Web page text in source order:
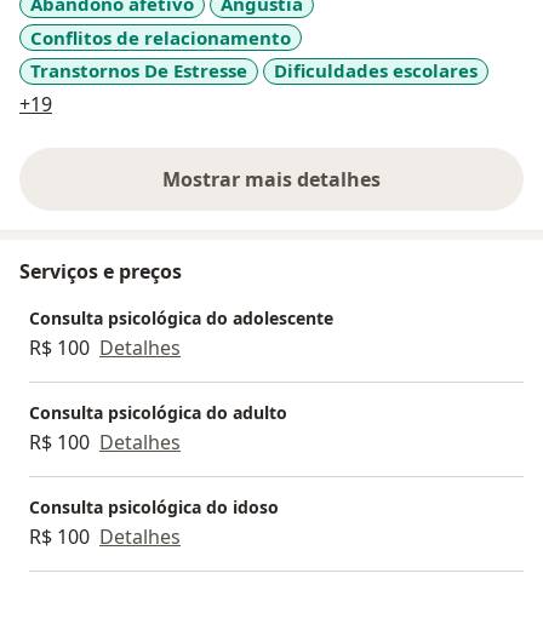
Conflitos de relacionamento
Transtornos De Estresse
Dificuldades escolares
+19a11y_sr_more_diseases
Mostrar mais detalhes
sobre a experiência
Serviços e preços
Consulta psicológica do adolescente
R$ 100 Detalhes
Consulta psicológica do adulto
R$ 100 Detalhes
Consulta psicológica do idoso
R$ 100 Detalhes